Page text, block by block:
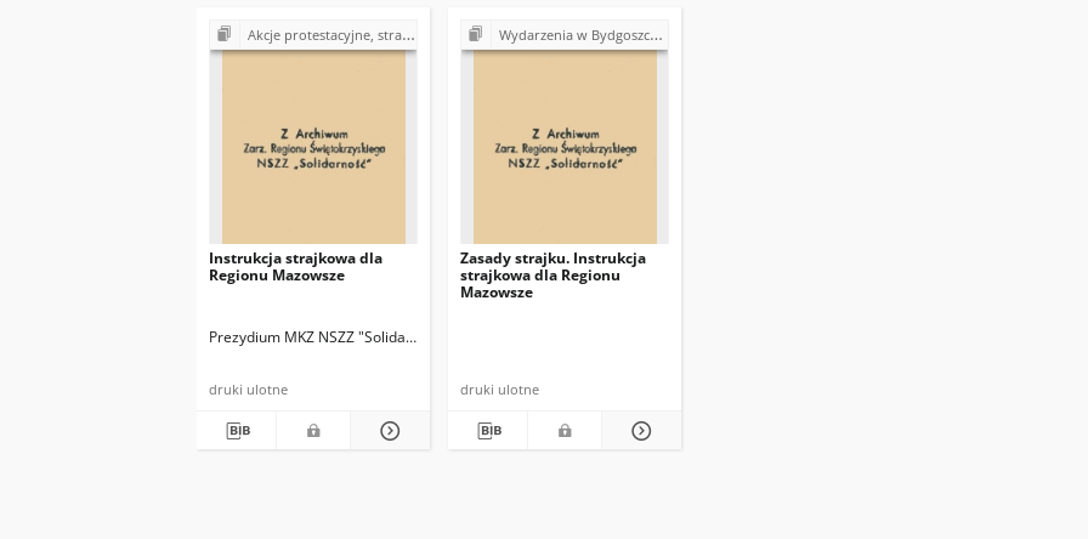
Akcje protestacyjne, strajki w Polsce (1980-1981)
Instrukcja strajkowa dla
Regionu Mazowsze
Prezydium MKZ NSZZ "Solidarność" Region Mazowsze
druki ulotne
Wydarzenia w Bydgoszczy (marzec 1981)
Zasady strajku. Instrukcja
strajkowa dla Regionu
Mazowsze
druki ulotne